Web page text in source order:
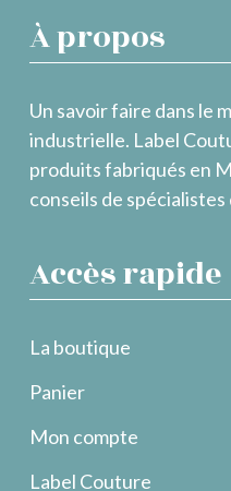
À propos
Un savoir faire dans le
industrielle. Label
produits fabriqués en
conseils de spécialistes
Accès rapide
La boutique
Panier
Mon compte
Label Couture